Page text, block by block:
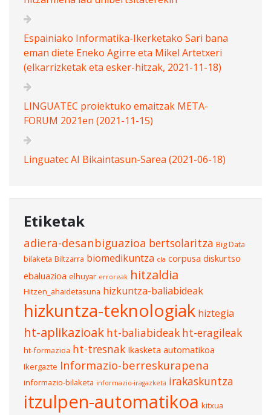
Espainiako Informatika-Ikerketako Sari bana
eman diete Eneko Agirre eta Mikel Artetxeri
(elkarrizketak eta esker-hitzak, 2021-11-18)
LINGUATEC proiektuko emaitzak META-
FORUM 2021en (2021-11-15)
Linguatec AI Bikaintasun-Sarea (2021-06-18)
Etiketak
adiera-desanbiguazioa bertsolaritza Big Data
bilaketa Biltzarra biomedikuntza cla corpusa diskurtso
ebaluazioa elhuyar erroreak hitzaldia
Hitzen_ahaidetasuna hizkuntza-baliabideak
hizkuntza-teknologiak hiztegia
ht-aplikazioak ht-baliabideak ht-eragileak
ht-formazioa ht-tresnak Ikasketa automatikoa
Ikergazte Informazio-berreskurapena
informazio-bilaketa informazio-iragazketa irakaskuntza
itzulpen-automatikoa kitxua